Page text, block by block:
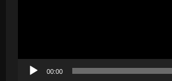
00:00